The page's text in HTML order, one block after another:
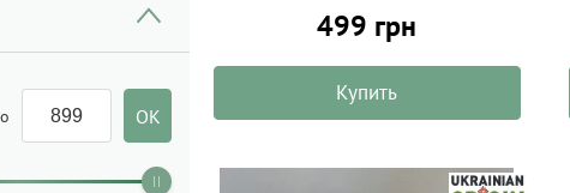
499 грн
Купить